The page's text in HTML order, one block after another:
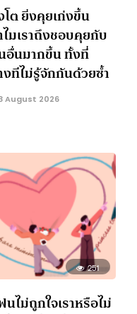
โต ยิ่งคุยเก่งขึ้น
มเราถึงชอบคุยกับ
อื่นมากขึ้น ทั้งที่
งทีไม่รู้จักกันด้วยซ้ำ
August 2026
251
นไม่ถูกใจเราหรือไม่